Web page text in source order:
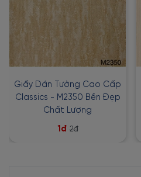
Giấy Dán Tường Cao Cấp
Classics - M2350 Bền Đẹp
Chất Lượng
1đ 2đ